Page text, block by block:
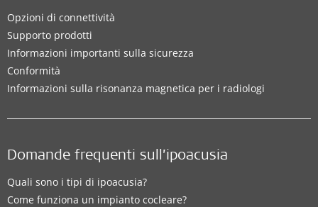
Opzioni di connettività
Supporto prodotti
Informazioni importanti sulla sicurezza
Conformità
Informazioni sulla risonanza magnetica per i radiologi
Domande frequenti sull’ipoacusia
Quali sono i tipi di ipoacusia?
Come funziona un impianto cocleare?